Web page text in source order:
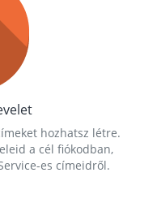
hozhatsz létre.
a cél fiókodban,
es címeidről.